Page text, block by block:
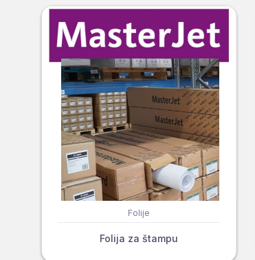
Folije
Folija za štampu